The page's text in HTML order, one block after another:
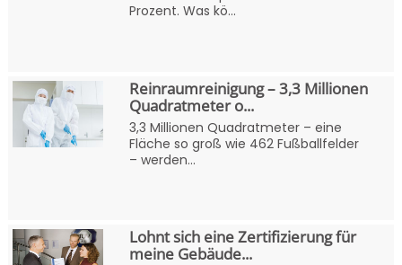
Prozent. Was kö...
Reinraumreinigung – 3,3 Millionen
Quadratmeter o...
3,3 Millionen Quadratmeter – eine
Fläche so groß wie 462 Fußballfelder
– werden...
Lohnt sich eine Zertifizierung für
meine Gebäude...